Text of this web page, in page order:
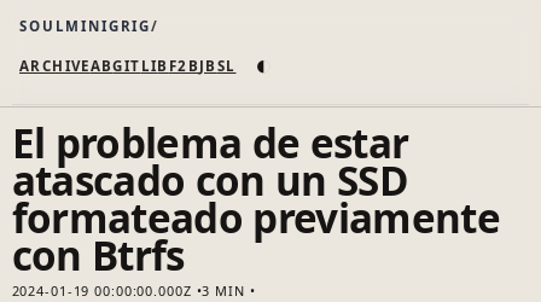
SOULMINIGRIG
ARCHIVEABGIT LIB F2B JB SL ◐
El problema de estar
atascado con un SSD
formateado previamente
con Btrfs
2024-01-19 00:00:00.000Z
3 MIN